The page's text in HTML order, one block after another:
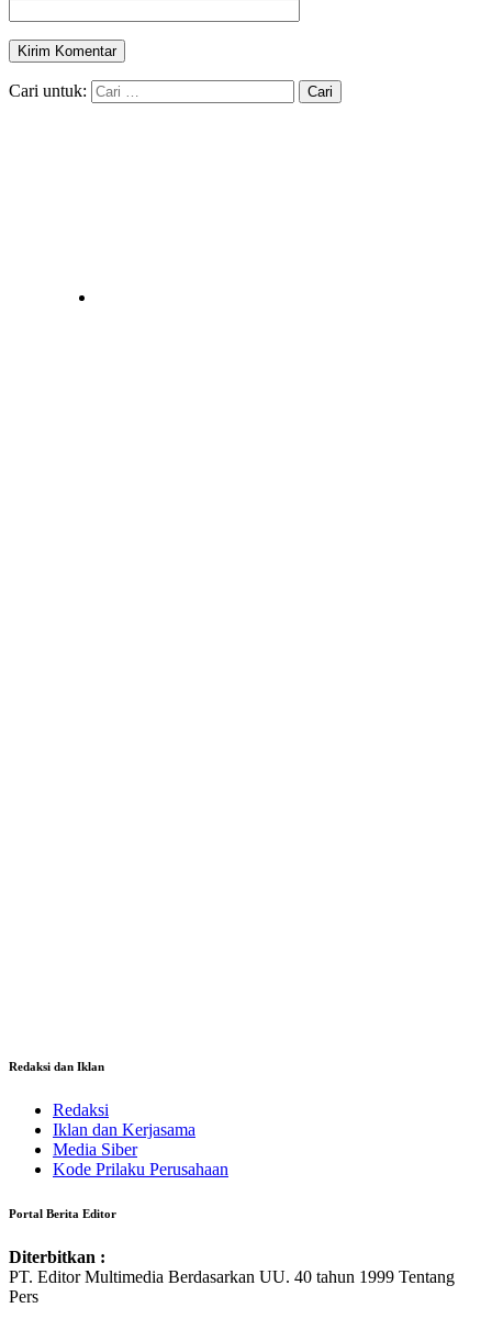
Cari untuk:
Redaksi dan Iklan
Redaksi
Iklan dan Kerjasama
Media Siber
Kode Prilaku Perusahaan
Portal Berita Editor
Diterbitkan :
PT. Editor Multimedia Berdasarkan UU. 40 tahun 1999 Tentang
Pers